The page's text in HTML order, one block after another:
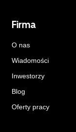
Firma
O nas
Wiadomości
Inwestorzy
Blog
Oferty pracy